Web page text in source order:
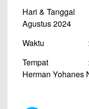
Hari & Tanggal :
Agustus 2024
Waktu :
Tempat :
Herman Yohanes